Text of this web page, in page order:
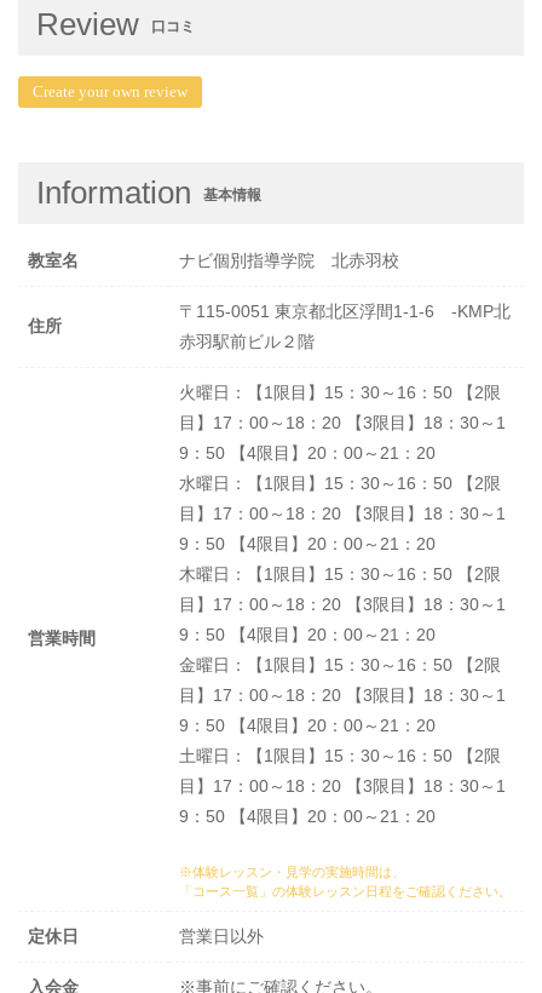
Review 口コミ
Create your own review
Information 基本情報
教室名 ナビ個別指導学院 北赤羽校
住所
〒115-0051 東京都北区浮間1-1-6 -KMP北
赤羽駅前ビル２階
営業時間
火曜日：【1限目】15：30～16：50 【2限
目】17：00～18：20 【3限目】18：30～1
9：50 【4限目】20：00～21：20
水曜日：【1限目】15：30～16：50 【2限
目】17：00～18：20 【3限目】18：30～1
9：50 【4限目】20：00～21：20
木曜日：【1限目】15：30～16：50 【2限
目】17：00～18：20 【3限目】18：30～1
9：50 【4限目】20：00～21：20
金曜日：【1限目】15：30～16：50 【2限
目】17：00～18：20 【3限目】18：30～1
9：50 【4限目】20：00～21：20
土曜日：【1限目】15：30～16：50 【2限
目】17：00～18：20 【3限目】18：30～1
9：50 【4限目】20：00～21：20
※体験レッスン・見学の実施時間は、
「コース一覧」の体験レッスン日程をご確認ください。
定休日 営業日以外
入会金 ※事前にご確認ください。